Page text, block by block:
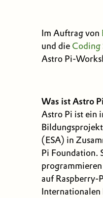
Im Auftrag von
und die Coding
Astro Pi-
Was ist Astro
Astro Pi ist ein
(ESA) in
Pi Foundation.
auf Raspberry-
Internationalen